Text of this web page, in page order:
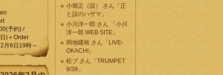
予約) /
)＋Order
月6日19時～
小堀正（誤） さん「正
と誤のハザマ」
小川洋一郎 さん 「小川
洋一郎 WEB SITE」
岡地曙裕 さん「LIVE-
OKACHI」
松ブ さん「TRUMPET
9/39」